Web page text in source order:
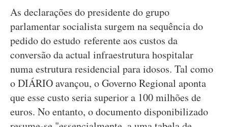
As declarações do presidente do grupo
parlamentar socialista surgem na sequência do
pedido do estudo referente aos custos da
conversão da actual infraestrutura hospitalar
numa estrutura residencial para idosos. Tal como
o DIÁRIO avançou, o Governo Regional aponta
que esse custo seria superior a 100 milhões de
euros. No entanto, o documento disponibilizado